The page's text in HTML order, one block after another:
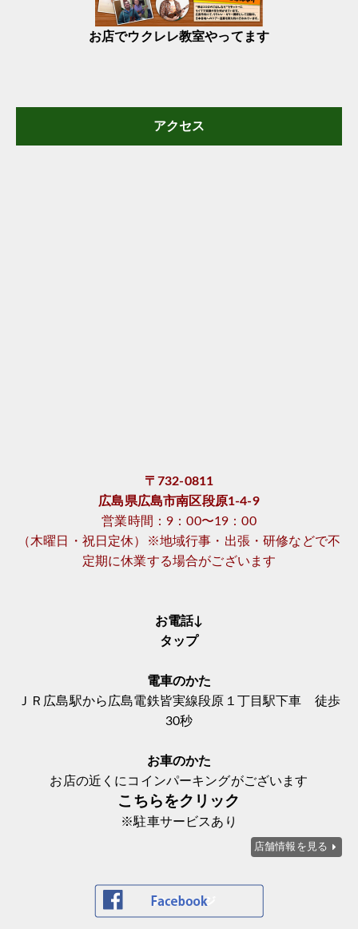
お店でウクレレ教室やってます
アクセス
〒732-0811
広島県広島市南区段原1-4-9
営業時間：9：00〜19：00
（木曜日・祝日定休）※地域行事・出張・研修などで不
定期に休業する場合がございます
お電話↓
タップ
電車のかた
ＪＲ広島駅から広島電鉄皆実線段原１丁目駅下車 徒歩
30秒
お車のかた
お店の近くにコインパーキングがございます
こちらをクリック
※駐車サービスあり
店舗情報を見る